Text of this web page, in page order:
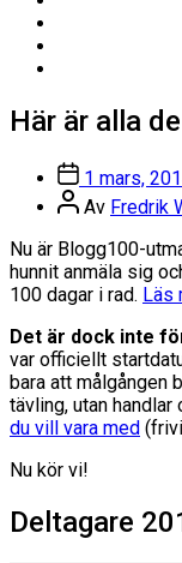
Här är alla
Inläggsdatum
1 mars,
Av Fredrik
Nu är Blogg100-
hunnit anmäla sig
100 dagar i rad. Läs
Det är dock inte
var officiellt
bara att målgången
tävling, utan handlar
du vill vara med
Nu kör vi!
Deltagare